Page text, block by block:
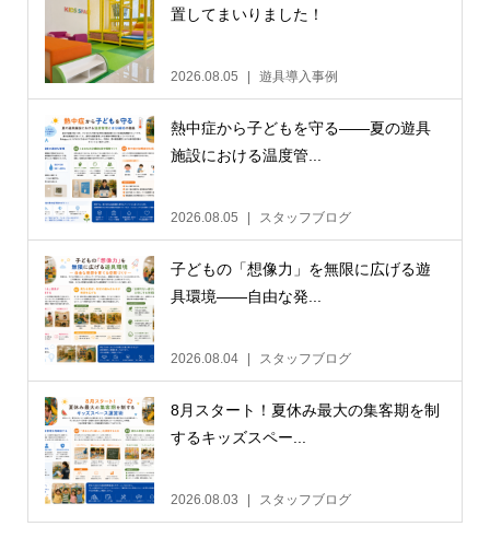
置してまいりました！
2026.08.05 遊具導入事例
熱中症から子どもを守る——夏の遊具
施設における温度管...
2026.08.05 スタッフブログ
子どもの「想像力」を無限に広げる遊
具環境——自由な発...
2026.08.04 スタッフブログ
8月スタート！夏休み最大の集客期を制
するキッズスペー...
2026.08.03 スタッフブログ